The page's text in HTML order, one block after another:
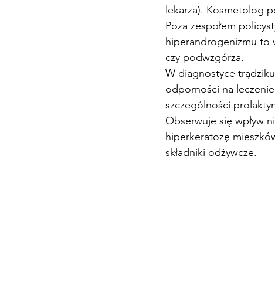
lekarza). Kosmetolog
Poza zespołem
hiperandrogenizmu to
czy podwzgórza.
W diagnostyce
odporności na
szczególności
Obserwuje się wpływ
hiperkeratozę
składniki odżywcze.